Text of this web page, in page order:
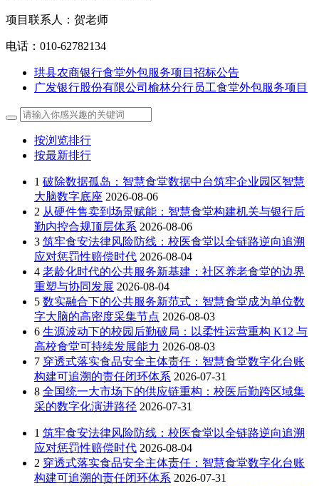
项目联系人：贺老师
电话：010-62782134
珙县农商银行食堂外包服务项目招标公告
广发银行股份有限公司榆林分行员工食堂外包服务项目
按浏览排行
按最新排行
1 破除数据孤岛：智慧食堂数据中台筑牢企业园区智慧
大脑数字底座 2026-08-06
2 从硬件售卖到场景赋能：智慧食堂构建机关与银行后
勤内控合规顶层体系 2026-08-06
3 筑牢食安法律风险防线：校医食堂以全链路逆向追溯
应对惩罚性赔偿时代 2026-08-04
4 老龄化时代的公共服务新基建：社区养老食堂的边界
重塑与协同发展 2026-08-04
5 数实融合下的公共服务新范式：智慧食堂成为单位数
字大脑的高密度采集节点 2026-08-03
6 生源波动下的校园后勤破局：以柔性运营重构 K12 与
高校食堂可持续发展能力 2026-08-03
7 穿透式落实食品安全主体责任：智慧食堂数字化台账
构建可追溯的责任闭环体系 2026-07-31
8 全国统一大市场下的供应链重构：校医后勤跨区域集
采的数字化演进路径 2026-07-31
1 筑牢食安法律风险防线：校医食堂以全链路逆向追溯
应对惩罚性赔偿时代 2026-08-04
2 穿透式落实食品安全主体责任：智慧食堂数字化台账
构建可追溯的责任闭环体系 2026-07-31